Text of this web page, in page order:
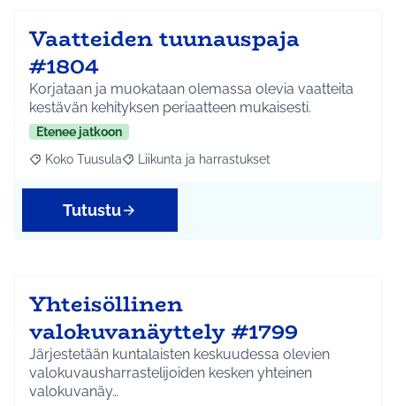
Vaatteiden tuunauspaja
#1804
Korjataan ja muokataan olemassa olevia vaatteita
kestävän kehityksen periaatteen mukaisesti.
Etenee jatkoon
Rajaa tulokset aihepiirin mukaan: Koko Tuusula
Koko Tuusula Rajaa tulokset teeman mukaan: Liikunta ja
Liikunta ja harrastukset
Tutustu
Yhteisöllinen
valokuvanäyttely #1799
Järjestetään kuntalaisten keskuudessa olevien
valokuvausharrastelijoiden kesken yhteinen
valokuvanäy…